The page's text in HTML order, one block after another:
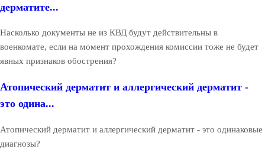
дерматите...
Насколько документы не из КВД будут действительны в
военкомате, если на момент прохождения комиссии тоже не будет
явных признаков обострения?
Атопический дерматит и аллергический дерматит -
это одина...
Атопический дерматит и аллергический дерматит - это одинаковые
диагнозы?